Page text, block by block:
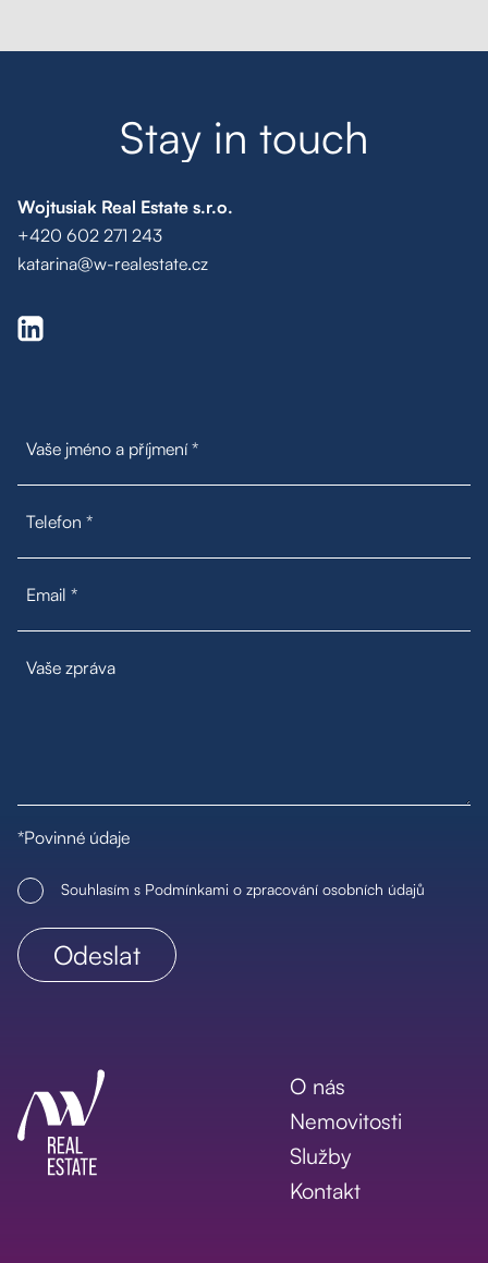
Stay in touch
Wojtusiak Real Estate s.r.o.
+420 602 271 243
katarina@w-realestate.cz
*Povinné údaje
Souhlasím s Podmínkami o zpracování osobních údajů
O nás
Nemovitosti
Služby
Kontakt